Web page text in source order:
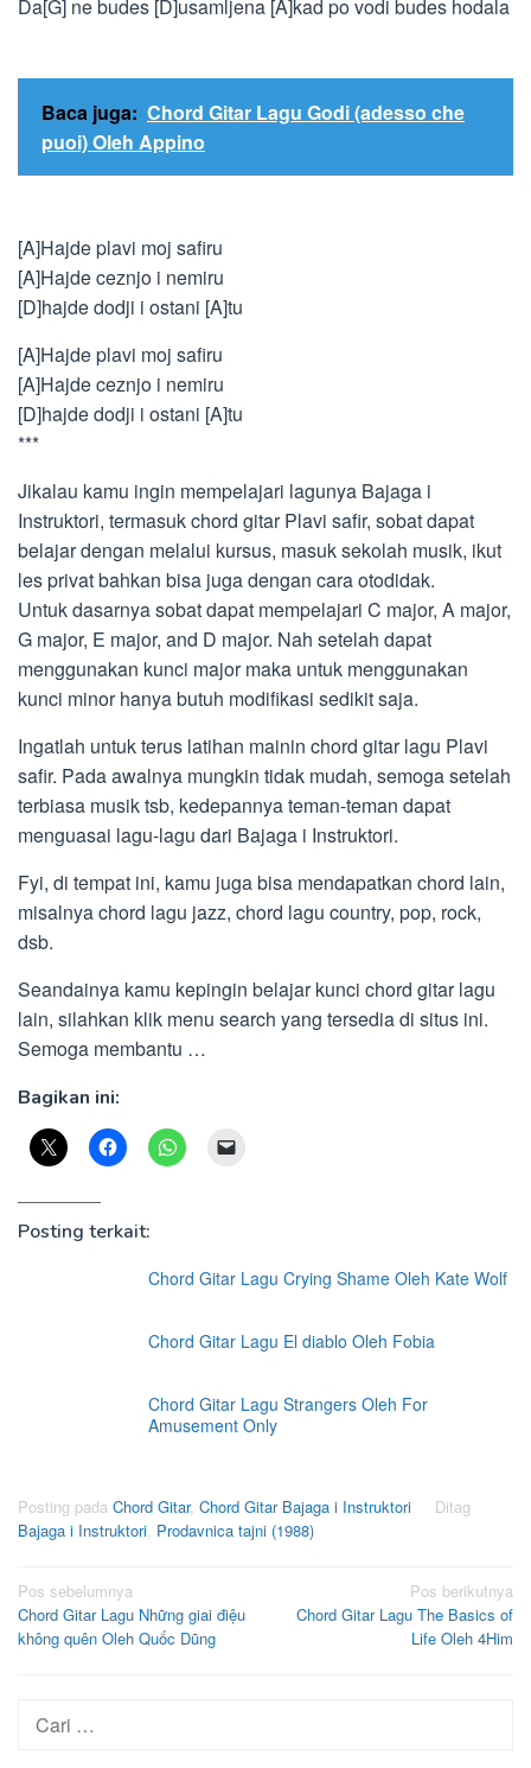
Da[G] ne budes [D]usamljena [A]kad po vodi budes hodala
Baca juga: Chord Gitar Lagu Godi (adesso che
puoi) Oleh Appino
[A]Hajde plavi moj safiru
[A]Hajde ceznjo i nemiru
[D]hajde dodji i ostani [A]tu
[A]Hajde plavi moj safiru
[A]Hajde ceznjo i nemiru
[D]hajde dodji i ostani [A]tu
***
Jikalau kamu ingin mempelajari lagunya Bajaga i
Instruktori, termasuk chord gitar Plavi safir, sobat dapat
belajar dengan melalui kursus, masuk sekolah musik, ikut
les privat bahkan bisa juga dengan cara otodidak.
Untuk dasarnya sobat dapat mempelajari C major, A major,
G major, E major, and D major. Nah setelah dapat
menggunakan kunci major maka untuk menggunakan
kunci minor hanya butuh modifikasi sedikit saja.
Ingatlah untuk terus latihan mainin chord gitar lagu Plavi
safir. Pada awalnya mungkin tidak mudah, semoga setelah
terbiasa musik tsb, kedepannya teman-teman dapat
menguasai lagu-lagu dari Bajaga i Instruktori.
Fyi, di tempat ini, kamu juga bisa mendapatkan chord lain,
misalnya chord lagu jazz, chord lagu country, pop, rock,
dsb.
Seandainya kamu kepingin belajar kunci chord gitar lagu
lain, silahkan klik menu search yang tersedia di situs ini.
Semoga membantu …
Bagikan ini:
Posting terkait:
Chord Gitar Lagu Crying Shame Oleh Kate Wolf
Chord Gitar Lagu El diablo Oleh Fobia
Chord Gitar Lagu Strangers Oleh For
Amusement Only
Posting pada Chord Gitar, Chord Gitar Bajaga i Instruktori
Ditag
Bajaga i Instruktori, Prodavnica tajni (1988)
Navigasi
pos
Pos sebelumnya
Chord Gitar Lagu Những giai điệu
không quên Oleh Quốc Dũng
Pos berikutnya
Chord Gitar Lagu The Basics of
Life Oleh 4Him
Cari
untuk: